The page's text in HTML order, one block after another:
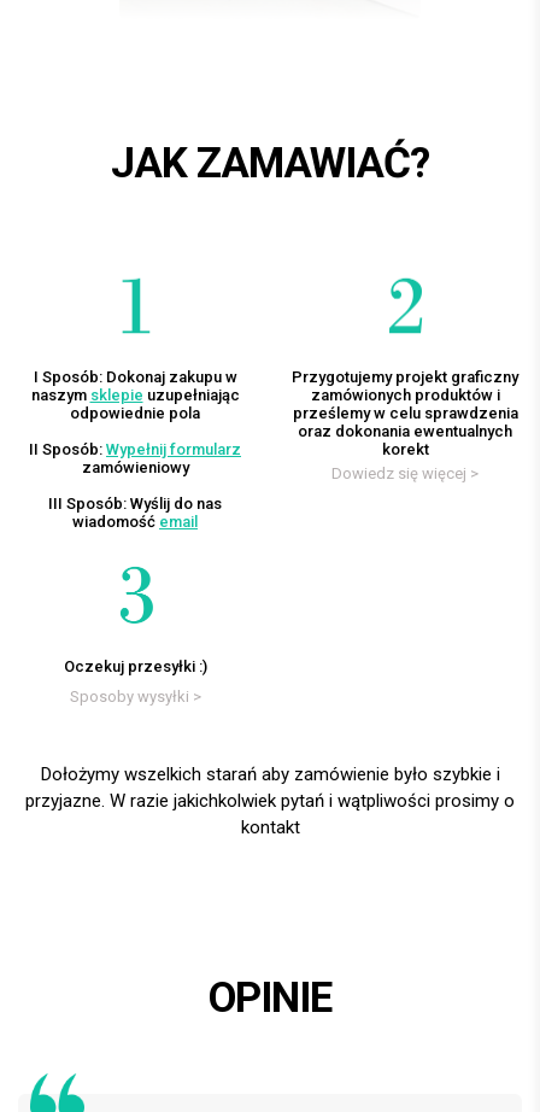
JAK ZAMAWIAĆ?
I Sposób: Dokonaj zakupu w
naszym sklepie uzupełniając
odpowiednie pola
II Sposób: Wypełnij formularz
zamówieniowy
III Sposób: Wyślij do nas
wiadomość email
Przygotujemy projekt graficzny
zamówionych produktów i
prześlemy w celu sprawdzenia
oraz dokonania ewentualnych
korekt
Dowiedz się więcej >
Oczekuj przesyłki :)
Sposoby wysyłki >
Dołożymy wszelkich starań aby zamówienie było szybkie i
przyjazne. W razie jakichkolwiek pytań i wątpliwości prosimy o
kontakt
OPINIE